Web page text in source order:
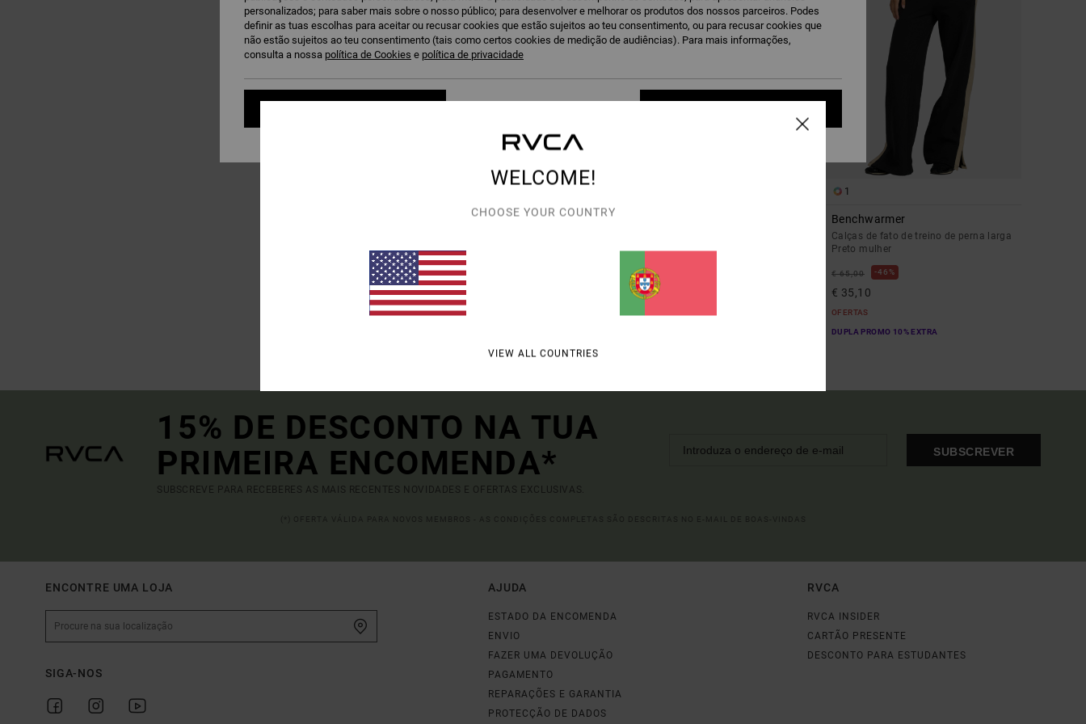
VA Bootcut
Mulher
€ 85,00
1
Benchwarmer
Calças de fato de treino de perna larga
Preto mulher
€ 65,00 46%
€ 35,10
OFERTAS
DUPLA PROMO 10% EXTRA
15% DE DESCONTO NA TUA
PRIMEIRA ENCOMENDA*
SUBSCREVE PARA RECEBERES AS MAIS RECENTES NOVIDADES E OFERTAS EXCLUSIVAS.
SUBSCREVER
ENCONTRE UMA LOJA
SIGA-NOS
AJUDA
ESTADO DA ENCOMENDA
ENVIO
FAZER UMA DEVOLUÇÃO
PAGAMENTO
REPARAÇÕES E GARANTIA
PROTECÇÃO DE DADOS
RVCA
RVCA INSIDER
CARTÃO PRESENTE
DESCONTO PARA ESTUDANTES
WELCOME!
CHOOSE YOUR COUNTRY
VIEW ALL COUNTRIES
personalizados; para saber mais sobre o nosso público; para desenvolver e melhorar os produtos dos nossos parceiros. Podes
definir as tuas escolhas para aceitar ou recusar cookies que estão sujeitos ao teu consentimento, ou para recusar cookies que
não estão sujeitos ao teu consentimento (tais como certos cookies de medição de audiências). Para mais informações,
consulta a nossa política de Cookies e política de privacidade